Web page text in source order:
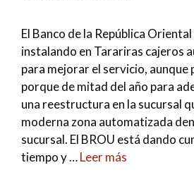
El Banco de la República
instalando en Tarariras cajeros
para mejorar el servicio,
porque de mitad del año para
una reestructura en la sucursal
moderna zona automatizada
sucursal. El BROU está dando
tiempo y …Leer más